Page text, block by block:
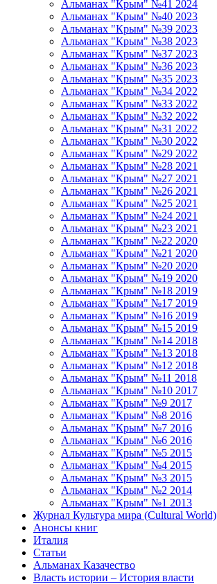
Альманах "Крым" №41 2024
Альманах "Крым" №40 2023
Альманах "Крым" №39 2023
Альманах "Крым" №38 2023
Альманах "Крым" №37 2023
Альманах "Крым" №36 2023
Альманах "Крым" №35 2023
Альманах "Крым" №34 2022
Альманах "Крым" №33 2022
Альманах "Крым" №32 2022
Альманах "Крым" №31 2022
Альманах "Крым" №30 2022
Альманах "Крым" №29 2022
Альманах "Крым" №28 2021
Альманах "Крым" №27 2021
Альманах "Крым" №26 2021
Альманах "Крым" №25 2021
Альманах "Крым" №24 2021
Альманах "Крым" №23 2021
Альманах "Крым" №22 2020
Альманах "Крым" №21 2020
Альманах "Крым" №20 2020
Альманах "Крым" №19 2020
Альманах "Крым" №18 2019
Альманах "Крым" №17 2019
Альманах "Крым" №16 2019
Альманах "Крым" №15 2019
Альманах "Крым" №14 2018
Альманах "Крым" №13 2018
Альманах "Крым" №12 2018
Альманах "Крым" №11 2018
Альманах "Крым" №10 2017
Альманах "Крым" №9 2017
Альманах "Крым" №8 2016
Альманах "Крым" №7 2016
Альманах "Крым" №6 2016
Альманах "Крым" №5 2015
Альманах "Крым" №4 2015
Альманах "Крым" №3 2015
Альманах "Крым" №2 2014
Альманах "Крым" №1 2013
Журнал Культура мира (Cultural World)
Анонсы книг
Италия
Статьи
Альманах Казачество
Власть истории – История власти